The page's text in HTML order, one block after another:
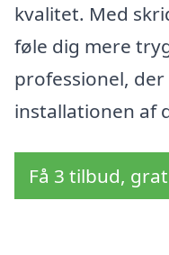
kvalitet. Med
føle dig mere
professionel,
installationen af
Få 3 tilbud,